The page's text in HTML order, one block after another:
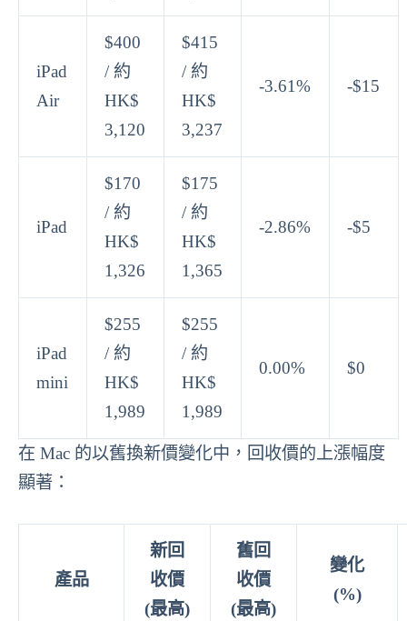
iPad
Air
$400
/ 約
HK$
3,120
$415
/ 約
HK$
3,237
-3.61% -$15
iPad
$170
/ 約
HK$
1,326
$175
/ 約
HK$
1,365
-2.86% -$5
iPad
mini
$255
/ 約
HK$
1,989
$255
/ 約
HK$
1,989
0.00% $0
在 Mac 的以舊換新價變化中，回收價的上漲幅度
顯著：
產品
新回
收價
(最高)
舊回
收價
(最高)
變化
(%)